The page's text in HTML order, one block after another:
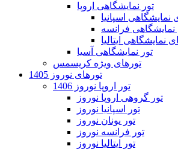
تور نمایشگاهی اروپا
نمایشگاهی اسپانیا
نمایشگاهی فرانسه
نمایشگاهی ایتالیا
تور نمایشگاهی آسیا
تورهای ویژه کریسمس
تورهای نوروز 1405
تور اروپا نوروز 1406
تور گروهی اروپا نوروز
تور اسپانیا نوروز
تور یونان نوروز
تور فرانسه نوروز
تور ایتالیا نوروز